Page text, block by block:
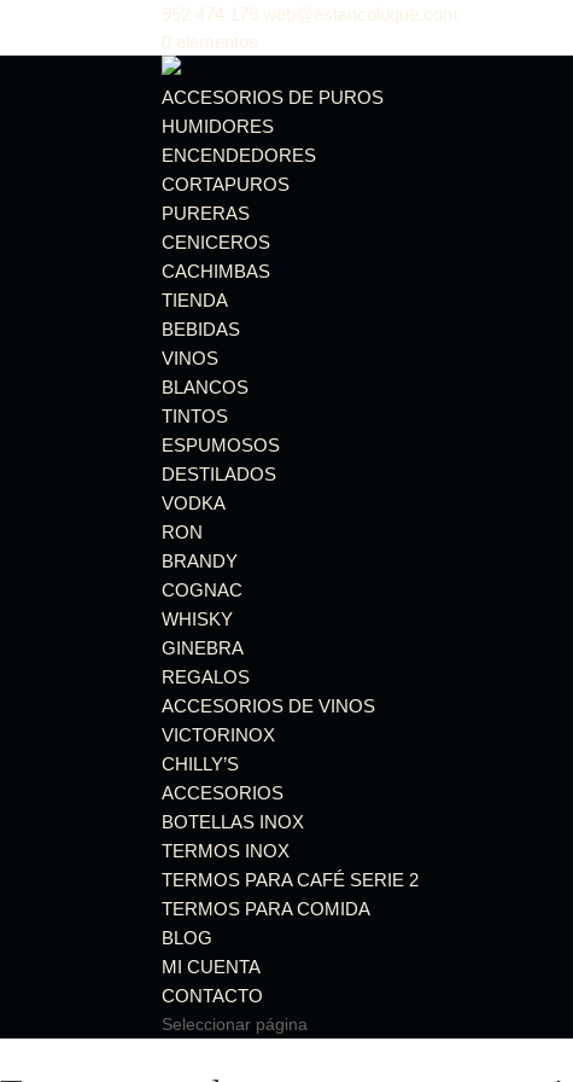
952 474 179 web@estancoluque.com
0 elementos
ACCESORIOS DE PUROS
HUMIDORES
ENCENDEDORES
CORTAPUROS
PURERAS
CENICEROS
CACHIMBAS
TIENDA
BEBIDAS
VINOS
BLANCOS
TINTOS
ESPUMOSOS
DESTILADOS
VODKA
RON
BRANDY
COGNAC
WHISKY
GINEBRA
REGALOS
ACCESORIOS DE VINOS
VICTORINOX
CHILLY’S
ACCESORIOS
BOTELLAS INOX
TERMOS INOX
TERMOS PARA CAFÉ SERIE 2
TERMOS PARA COMIDA
BLOG
MI CUENTA
CONTACTO
Seleccionar página